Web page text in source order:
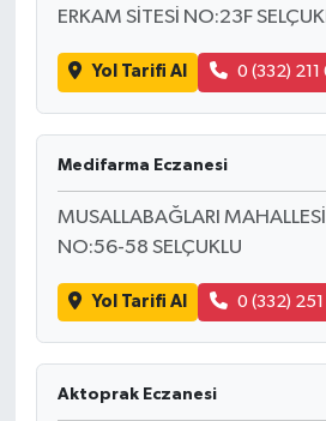
ERKAM SİTESİ NO:23F
Yol Tarifi Al 0 (332) 211
Medifarma Eczanesi
MUSALLABAĞLARI
NO:56-58 SELÇUKLU
Yol Tarifi Al 0 (332)
Aktoprak Eczanesi